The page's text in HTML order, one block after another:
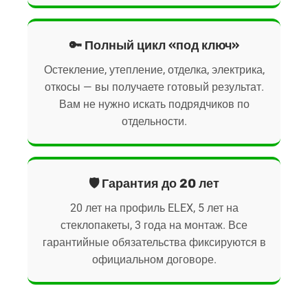
🔑 Полный цикл «под ключ»
Остекление, утепление, отделка, электрика,
откосы — вы получаете готовый результат.
Вам не нужно искать подрядчиков по
отдельности.
🛡️ Гарантия до 20 лет
20 лет на профиль ELEX, 5 лет на
стеклопакеты, 3 года на монтаж. Все
гарантийные обязательства фиксируются в
официальном договоре.